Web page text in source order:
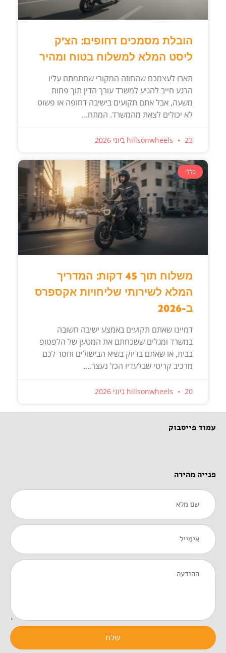
הובלת מסמכים דחופים: הצ'ק
ליסט המלא למשלוח בטוח ומהיר
תארו לעצמכם שהחוזה המקורי שחתמתם עליו
הרגע חייב להגיע למשרד עורך הדין תוך פחות
משעה, אבל אתם תקועים בישיבה דחופה או פשוט
לא יכולים לצאת מהמשרד. המתח…
hillsonwheels 23 ביוני 2026
כללי
משלוח תוך 45 דקות: המדריך
המלא לשירותי שליחויות אקספרס
ב-2026
דמיינו שאתם תקועים באמצע ישיבה חשובה
במשרד ומגלים ששכחתם את המטען של הלפטופ
בבית, או שאתם בדיוק בשיא הבישולים וחסר לכם
מרכיב קריטי שבלעדיו הכל נעצר….
hillsonwheels 20 ביוני 2026
פנייה מהירה
Name
Email
Message
שלח
עמוד פייסבוק